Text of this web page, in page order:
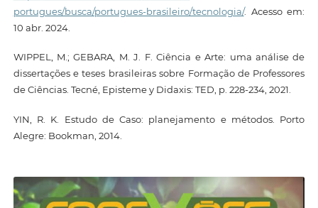
portugues/busca/portugues-brasileiro/tecnologia/. Acesso em:
10 abr. 2024.
WIPPEL, M.; GEBARA, M. J. F. Ciência e Arte: uma análise de
dissertações e teses brasileiras sobre Formação de Professores
de Ciências. Tecné, Episteme y Didaxis: TED, p. 228-234, 2021.
YIN, R. K. Estudo de Caso: planejamento e métodos. Porto
Alegre: Bookman, 2014.